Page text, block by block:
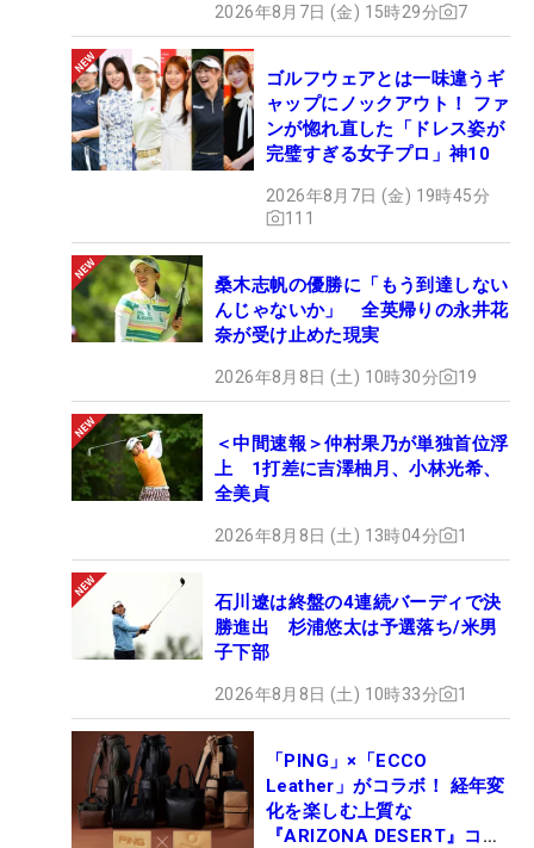
2026年8月7日 (金) 15時29分 7
ゴルフウェアとは一味違うギ
ャップにノックアウト！ ファ
ンが惚れ直した「ドレス姿が
完璧すぎる女子プロ」神10
2026年8月7日 (金) 19時45分
111
桑木志帆の優勝に「もう到達しない
んじゃないか」 全英帰りの永井花
奈が受け止めた現実
2026年8月8日 (土) 10時30分 19
＜中間速報＞仲村果乃が単独首位浮
上 1打差に吉澤柚月、小林光希、
全美貞
2026年8月8日 (土) 13時04分 1
石川遼は終盤の4連続バーディで決
勝進出 杉浦悠太は予選落ち/米男
子下部
2026年8月8日 (土) 10時33分 1
「PING」×「ECCO
Leather」がコラボ！ 経年変
化を楽しむ上質な
『ARIZONA DESERT』コレ